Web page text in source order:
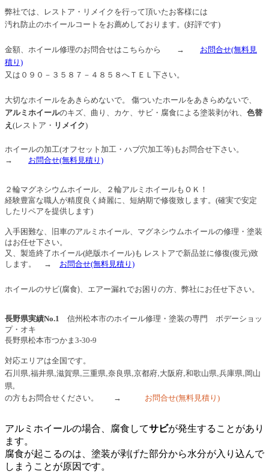
弊社では、レストア・リメイクを行って頂いたお客様には
汚れ防止のホイールコートをお薦めしております。(好評です)
金額、ホイール修理のお問合せはこちらから → お問合せ(無料見
積り)
又は０９０－３５８７－４８５８へＴＥＬ下さい。
大切なホイールをあきらめないで。 傷ついたホールをあきらめないで、
アルミホイールのキズ、曲り、カケ、サビ・腐食による塗装剥がれ、 色替
え (レストア・ リメイク)
ホイールの加工(オフセット加工・ハブ穴加工等)もお問合せ下さい。
→ お問合せ(無料見積り)
２輪マグネシウムホイール、２輪アルミホイールもＯＫ！
経験豊富な職人が精度良く綺麗に、短納期で修復致します。(確実で安定
したリペアを提供します)
入手困難な、旧車のアルミホイール、マグネシウムホイールの修理・塗装
はお任せ下さい。
又、製造終了ホイール(絶版ホイール)も レストアで新品並に修復(復元)致
します。
→ お問合せ(無料見積り)
ホイールのサビ(腐食)、エアー漏れでお困りの方、弊社にお任せ下さい。
長野県実績No.1
信州松本市のホイール修理・塗装の専門 ボデーショッ
プ・オキ
長野県松本市つかま3-30-9
対応エリアは全国です。
石川県,福井県,滋賀県,三重県,奈良県,京都府,大阪府,和歌山県,兵庫県,岡山
県,
の方もお問合せください。 → お問合せ(無料見積り)
アルミホイールの場合、腐食してサビが発生することがあり
ます。
腐食が起こるのは、塗装が剥げた部分から水分が入り込んで
しまうことが原因です。